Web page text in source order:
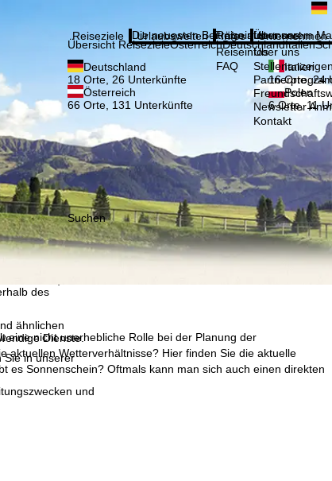
GmbH,
Endgeräte- und
des
ähnlichen
Dienste.
Sie in unserer
und
Reiseziele
Übersicht ReisezieleÖsterreichDeutschlandItalien
Deutschland
18 Orte, 26 Unterkünfte
Italien
16 Orte, 24
Österreich
66 Orte, 131 Unterkünfte
Polen
6 Orte, 11
Urlaubswelten
Die neuesten Beiträge aus unserem
Infos
Reiseinfos
Reiseinfos
FAQ
Unternehmen
Über uns
Über uns
Newsletter
Kontakt
Suchen
eine nicht unerhebliche Rolle bei der Planung der
aktuellen Wetterverhältnisse? Hier finden Sie die aktuelle
es Sonnenschein? Oftmals kann man sich auch einen direkten